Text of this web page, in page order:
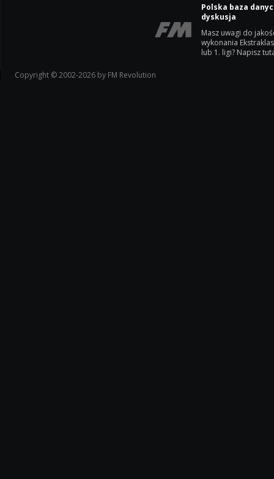
Polska baza
dyskusja
Masz uwagi do
wykonania
lub 1. ligi? Napisz
Copyright © 2002-2026 by FM Revolution